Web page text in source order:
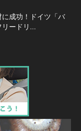
に成功！ドイツ「バ
ードリ...